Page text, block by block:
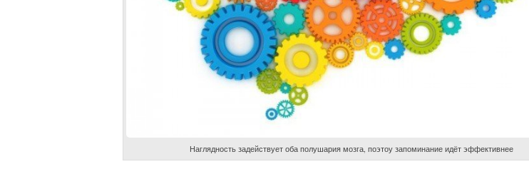
Наглядность задействует оба полушария мозга, поэтоу запоминание идёт эффективнее